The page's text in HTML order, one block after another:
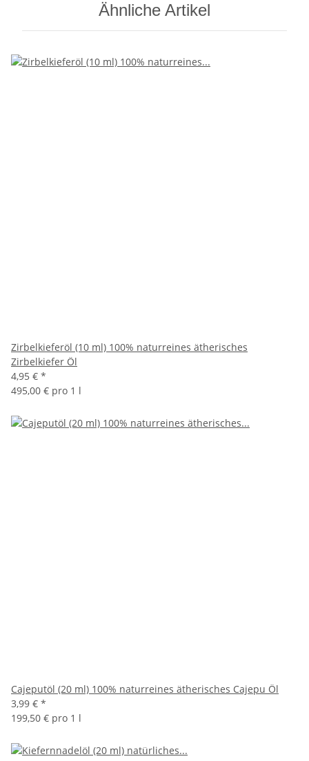
Ähnliche Artikel
Zirbelkieferöl (10 ml) 100% naturreines ätherisches
Zirbelkiefer Öl
4,95 € *
495,00 € pro 1 l
Cajeputöl (20 ml) 100% naturreines ätherisches Cajepu Öl
3,99 € *
199,50 € pro 1 l